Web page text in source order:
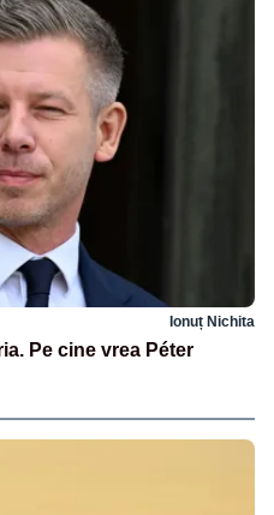
Ionuț Nichita
Pe cine vrea Péter